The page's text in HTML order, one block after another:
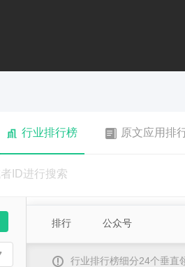
行业排行榜 原文应用排
排行 公众号
行业排行榜细分24个垂直